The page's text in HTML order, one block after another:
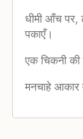
धीमी आँच पर,
पकाएँ।
एक चिकनी
मनचाहे